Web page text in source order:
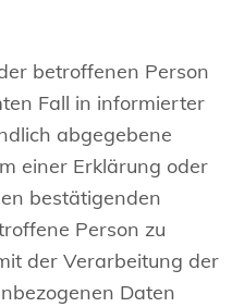
betroffenen Person
Fall in informierter
abgegebene
einer Erklärung oder
bestätigenden
Person zu
der Verarbeitung der
Daten